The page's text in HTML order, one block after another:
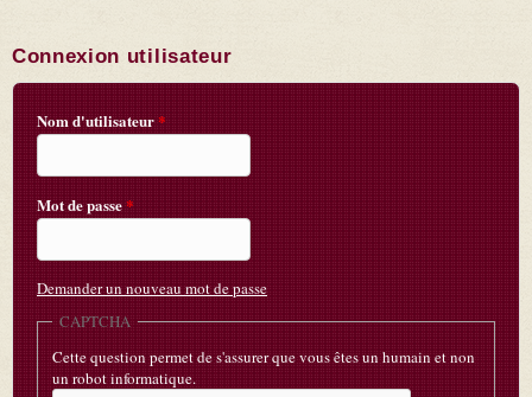
Connexion utilisateur
Nom d'utilisateur*
Mot de passe*
Demander un nouveau mot de passe
CAPTCHA
Cette question permet de s'assurer que vous êtes un humain et non
un robot informatique.